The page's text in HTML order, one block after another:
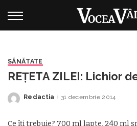
SĂNĂTATE
REŢETA ZILEI: Lichior
Posted
Redactia 31 decembrie 2014
Ce îţi trebuie? 700 ml lapte, 240 ml